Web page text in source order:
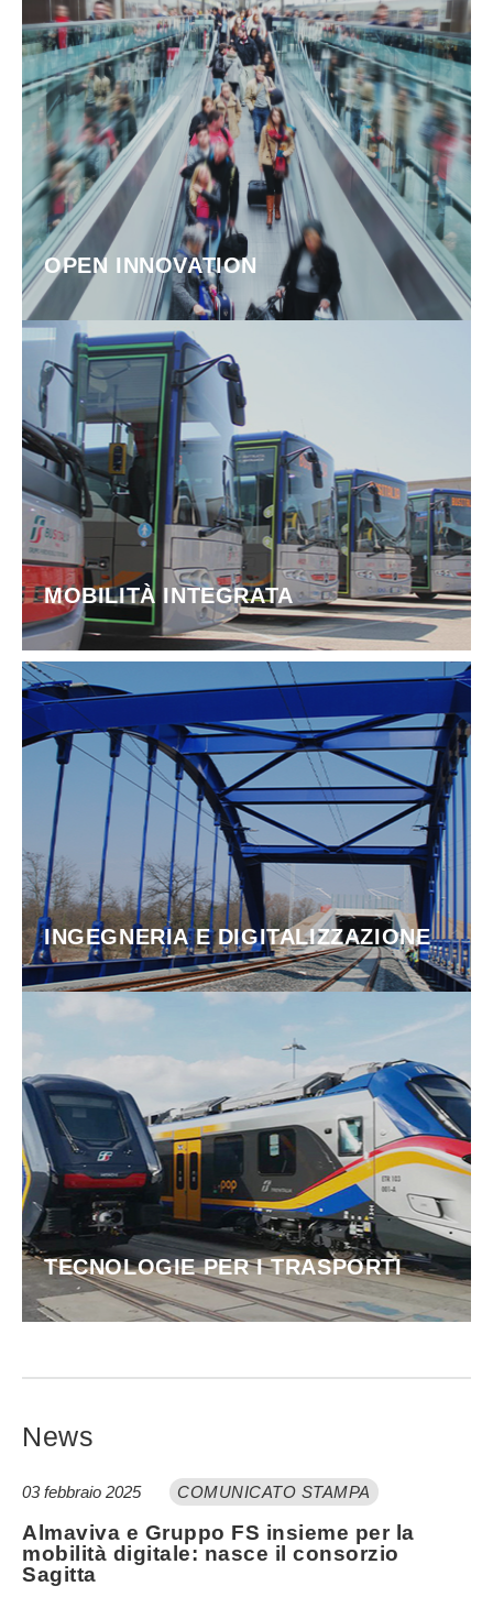
OPEN INNOVATION
MOBILITÀ INTEGRATA
INGEGNERIA E DIGITALIZZAZIONE
TECNOLOGIE PER I TRASPORTI
News
03 febbraio 2025 COMUNICATO STAMPA
Almaviva e Gruppo FS insieme per la
mobilità digitale: nasce il consorzio
Sagitta